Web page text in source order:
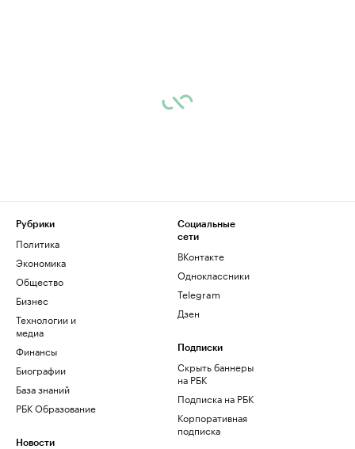
Рубрики
Политика
Экономика
Общество
Бизнес
Технологии и
медиа
Финансы
Биографии
База знаний
РБК Образование
Новости
Социальные
сети
ВКонтакте
Одноклассники
Telegram
Дзен
Подписки
Скрыть баннеры
на РБК
Подписка на РБК
Корпоративная
подписка